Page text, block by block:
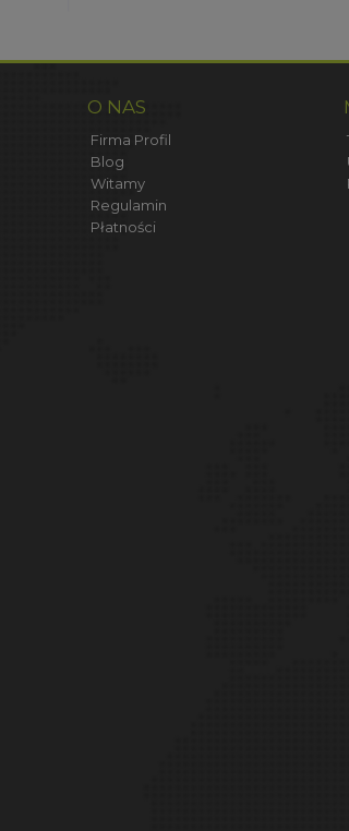
O NAS
Firma Profil
Blog
Witamy
Regulamin
Płatności